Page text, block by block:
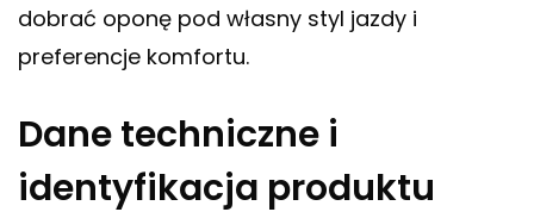
dobrać oponę pod własny styl jazdy i
preferencje komfortu.
Dane techniczne i
identyfikacja produktu